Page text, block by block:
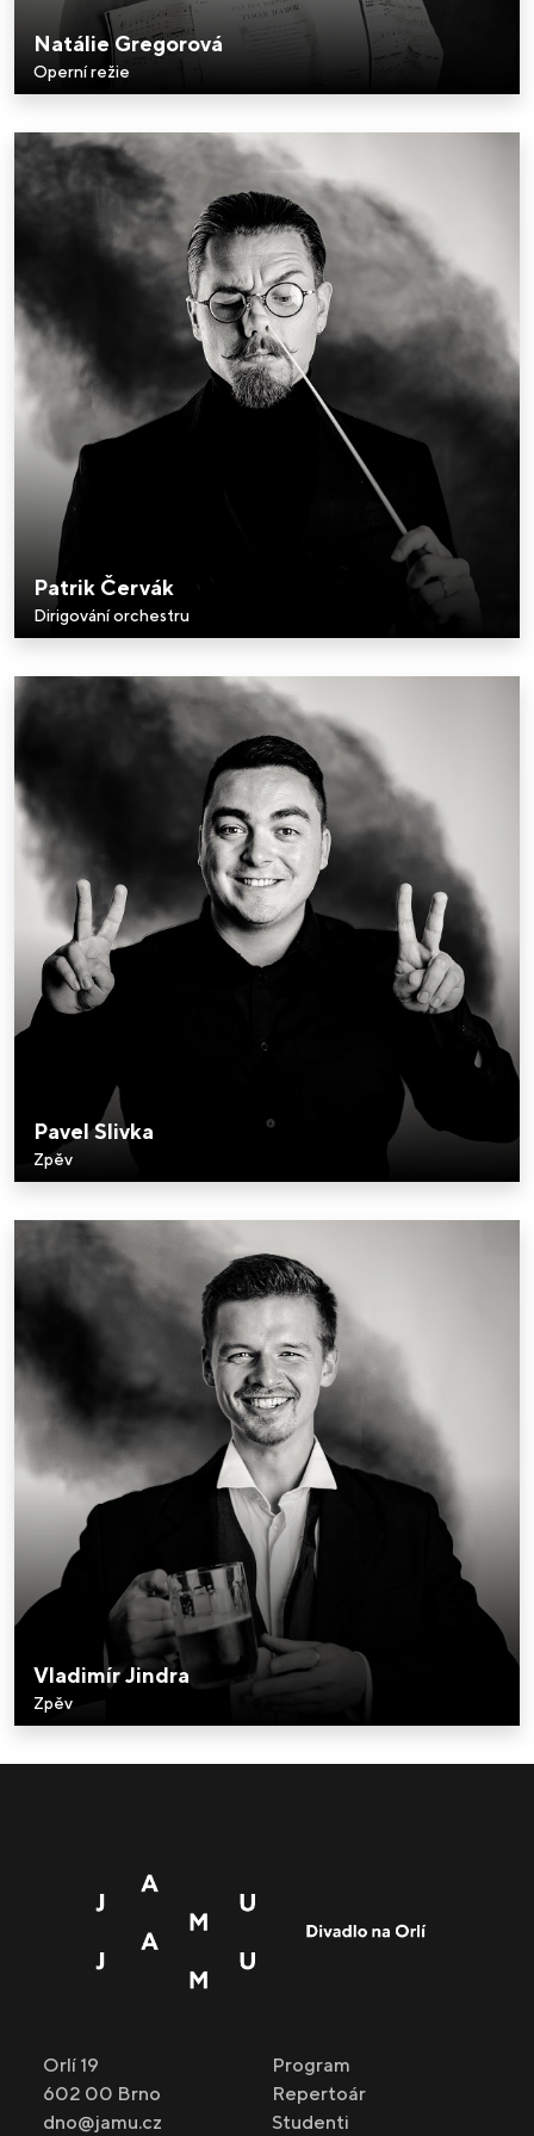
Natálie Gregorová
Operní režie
Patrik Červák
Dirigování orchestru
Pavel Slivka
Zpěv
Vladimír Jindra
Zpěv
Orlí 19
602 00 Brno
dno@jamu.cz
Program
Repertoár
Studenti